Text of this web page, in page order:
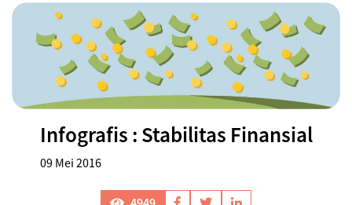
Infografis : Stabilitas Finansial
09 Mei 2016